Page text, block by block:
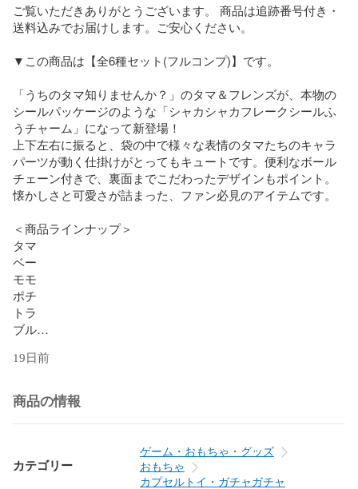
ご覧いただきありがとうございます。 商品は追跡番号付き・
送料込みでお届けします。ご安心ください。
▼この商品は【全6種セット(フルコンプ)】です。
「うちのタマ知りませんか？」のタマ＆フレンズが、本物の
シールパッケージのような「シャカシャカフレークシールふ
うチャーム」になって新登場！
上下左右に振ると、袋の中で様々な表情のタマたちのキャラ
パーツが動く仕掛けがとってもキュートです。便利なボール
チェーン付きで、裏面までこだわったデザインもポイント。
懐かしさと可愛さが詰まった、ファン必見のアイテムです。
＜商品ラインナップ＞
タマ
ベー
モモ
ポチ
トラ
ブル
商品名 : うちのタマ知りませんか？ タマ＆フレンズ シャカシ
メーカー : ベネリック
キャラクター : タマ＆フレンズ
タイプ : アクセサリーグッズ
材質素材 : PVC・アクリル・鉄
サイズ : 約H60mm × 約W45mm
19日前
商品の情報
カテゴリー
ゲーム・おもちゃ・グッズ
おもちゃ
カプセルトイ・ガチャガチャ